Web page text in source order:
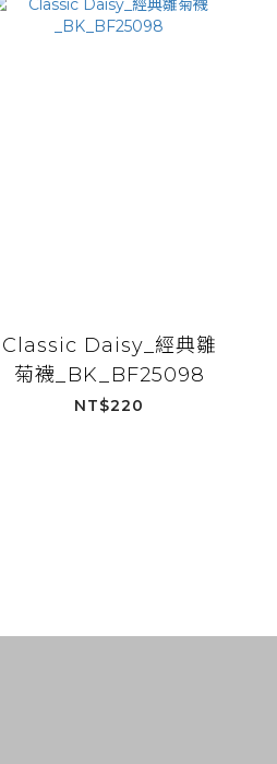
Classic Daisy_經典雛
菊襪_BK_BF25098
NT$220